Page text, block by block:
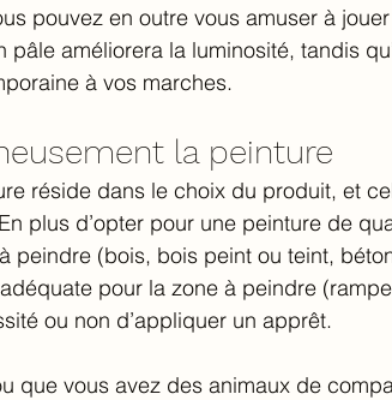
pouvez en outre vous amuser à
pâle améliorera la luminosité, tandis
à vos marches.
la peinture
réside dans le choix du produit, et
plus d’opter pour une peinture de
peindre (bois, bois peint ou teint,
pour la zone à peindre
ou non d’appliquer un apprêt.
que vous avez des animaux de